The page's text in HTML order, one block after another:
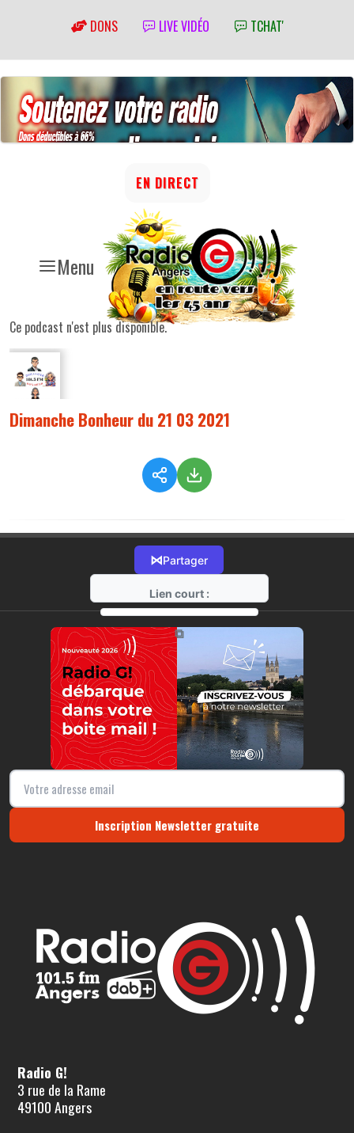
DONS LIVE VIDÉO TCHAT'
Menu
EN DIRECT
Ce podcast n'est plus disponible.
Dimanche Bonheur du 21 03 2021
⋈Partager
Lien court :
https://radio-g.fr?5473
⧉
Inscription Newsletter gratuite
Radio G!
3 rue de la Rame
49100 Angers